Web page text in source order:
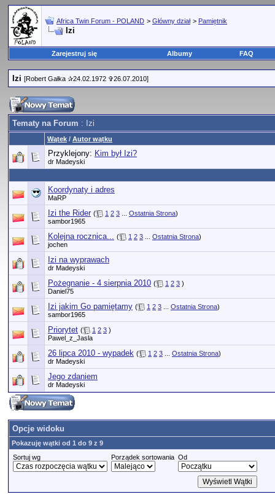
Africa Twin Forum - POLAND > Główny dział > Pamiętnik
Izi
Zarejestruj się Albumy FAQ
Izi [Robert Gałka ✰24.02.1972 ✞26.07.2010]
Tematy na Forum : Izi
Wątek / Autor wątku
Przyklejony: Kim był Izi?
dr Madeyski
Koordynaty i adres
MaRP
Izi the Rider ( 1 2 3 Ostatnia Strona)
sambor1965
Kolejna rocznica... ( 1 2 3 Ostatnia Strona)
jochen
Izi na wyprawach
dr Madeyski
Pożegnanie - 4 sierpnia 2010 ( 1 2 3 )
Daniel75
Izi jakim Go pamiętamy ( 1 2 3 Ostatnia Strona)
sambor1965
Priorytet ( 1 2 3 )
Pawel_z_Jasla
26 lipca 2010 - wypadek ( 1 2 3 Ostatnia Strona)
dr Madeyski
Jego zdaniem
dr Madeyski
Opcje widoku
Pokazuję wątki od 1 do 9 z 9
Sortuj wg
Porządek sortowania Od